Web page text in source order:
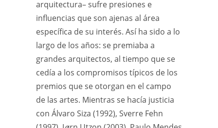
arquitectura– sufre presiones e
influencias que son ajenas al área
específica de su interés. Así ha sido a lo
largo de los años: se premiaba a
grandes arquitectos, al tiempo que se
cedía a los compromisos típicos de los
premios que se otorgan en el campo
de las artes. Mientras se hacía justicia
con Álvaro Siza (1992), Sverre Fehn